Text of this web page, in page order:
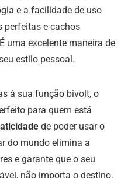
e a facilidade de uso
perfeitas e cachos
uma excelente maneira de
estilo pessoal.
à sua função bivolt, o
para quem está
de poder usar o
do mundo elimina a
e garante que o seu
não importa o destino.